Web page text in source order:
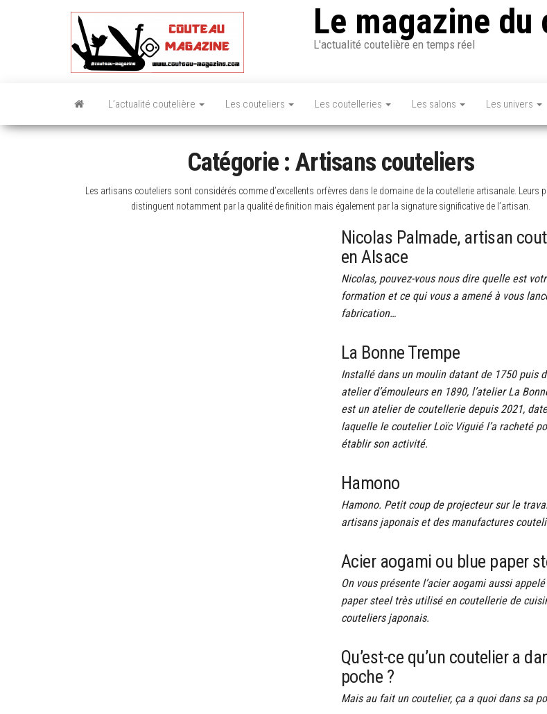
Le magazine du
L'actualité coutelière en temps réel
L’actualité coutelière Les couteliers Les coutelleries Les salons Les univers
Catégorie :Artisans couteliers
Les artisans couteliers sont considérés comme d’excellents orfèvres dans le domaine de la coutellerie artisanale. Leurs
distinguent notamment par la qualité de finition mais également par la signature significative de l’artisan.
Nicolas Palmade, artisan
en Alsace
Nicolas, pouvez-vous nous dire quelle est
formation et ce qui vous a amené à vous
fabrication…
La Bonne Trempe
Installé dans un moulin datant de 1750 puis
atelier d’émouleurs en 1890, l’atelier La
est un atelier de coutellerie depuis 2021,
laquelle le coutelier Loïc Viguié l’a racheté
établir son activité.
Hamono
Hamono. Petit coup de projecteur sur le
artisans japonais et des manufactures
Acier aogami ou blue paper
On vous présente l’acier aogami aussi
paper steel très utilisé en coutellerie de
couteliers japonais.
Qu’est-ce qu’un coutelier a
poche ?
Mais au fait un coutelier, ça a quoi dans sa